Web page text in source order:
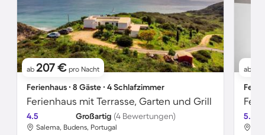
ab 207 € pro Nacht
Ferienhaus ∙ 8 Gäste ∙ 4 Schlafzimmer
Ferienhaus mit Terrasse, Garten und Grill
4.5 Großartig (4 Bewertungen)
Salema, Budens, Portugal
ab
5.0